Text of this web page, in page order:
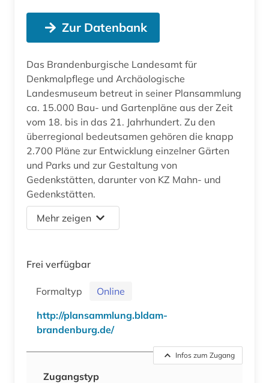
Zur Datenbank
Das Brandenburgische Landesamt für
Denkmalpflege und Archäologische
Landesmuseum betreut in seiner Plansammlung
ca. 15.000 Bau- und Gartenpläne aus der Zeit
vom 18. bis in das 21. Jahrhundert. Zu den
überregional bedeutsamen gehören die knapp
2.700 Pläne zur Entwicklung einzelner Gärten
und Parks und zur Gestaltung von
Gedenkstätten, darunter von KZ Mahn- und
Gedenkstätten.
Mehr zeigen
Frei verfügbar
Formaltyp
Online
http://plansammlung.bldam-
brandenburg.de/
Infos zum Zugang
Zugangstyp